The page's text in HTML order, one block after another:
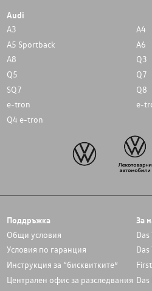
Audi
A3
A4
A5 Sportback
A6
A8
Q3
Q5
Q7
SQ7
Q8
e-tron
e-
Q4 e-tron
Поддръжка
Общи условия
Условия по гаранция
Инструкция за “бисквитките”
Централен офис за разследвания
За